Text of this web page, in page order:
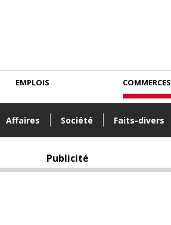
Affaires Société Faits-divers
EMPLOIS COMMERCES
Publicité